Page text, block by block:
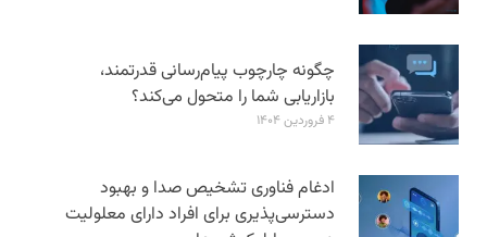
چگونه چارچوب پیام‌رسانی قدرتمند،
بازاریابی شما را متحول می‌کند؟
۴ فروردین ۱۴۰۴
ادغام فناوری تشخیص صدا و بهبود
دسترسی‌پذیری برای افراد دارای معلولیت